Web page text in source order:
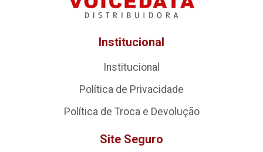
Institucional
Institucional
Política de Privacidade
Política de Troca e Devolução
Site Seguro